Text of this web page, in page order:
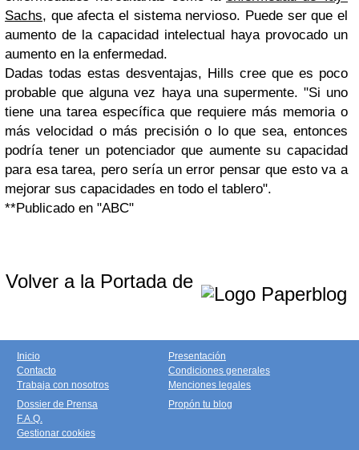
Sachs, que afecta el sistema nervioso. Puede ser que el
aumento de la capacidad intelectual haya provocado un
aumento en la enfermedad.
Dadas todas estas desventajas, Hills cree que es poco
probable que alguna vez haya una supermente. "Si uno
tiene una tarea específica que requiere más memoria o
más velocidad o más precisión o lo que sea, entonces
podría tener un potenciador que aumente su capacidad
para esa tarea, pero sería un error pensar que esto va a
mejorar sus capacidades en todo el tablero".
**Publicado en "ABC"
Volver a la Portada de
Inicio
Contacto
Trabaja con nosotros
Presentación
Condiciones generales
Menciones legales
Dossier de Prensa
F.A.Q.
Gestionar cookies
Propón tu blog